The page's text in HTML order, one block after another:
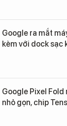
Google ra mắt
kèm với dock sạc
Google Pixel
nhỏ gọn, chip